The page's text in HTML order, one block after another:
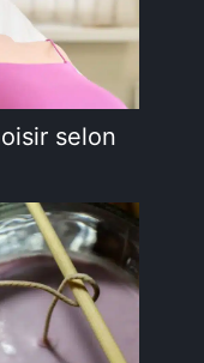
selon